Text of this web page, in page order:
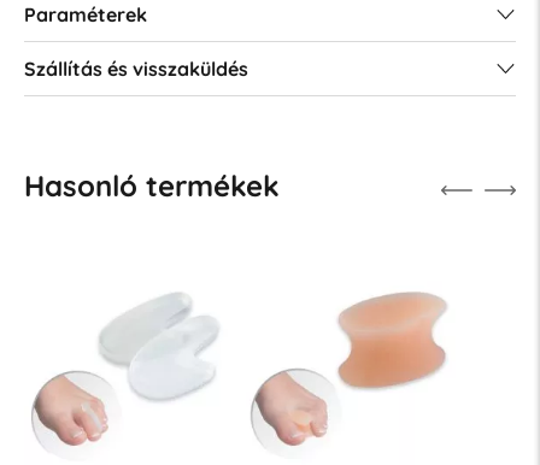
Paraméterek
Szállítás és visszaküldés
Hasonló termékek